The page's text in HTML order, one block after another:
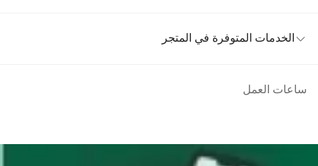
الخدمات المتوفرة في المتجر
ساعات العمل